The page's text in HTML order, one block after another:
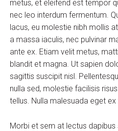
metus, et eleifend est tempor
nec leo interdum fermentum.
lacus, eu molestie nibh mollis
a massa iaculis, nec pulvinar
ante ex. Etiam velit metus,
blandit et magna. Ut sapien
sagittis suscipit nisl.
nulla sed, molestie facilisis
tellus. Nulla malesuada eget
Morbi et sem at lectus